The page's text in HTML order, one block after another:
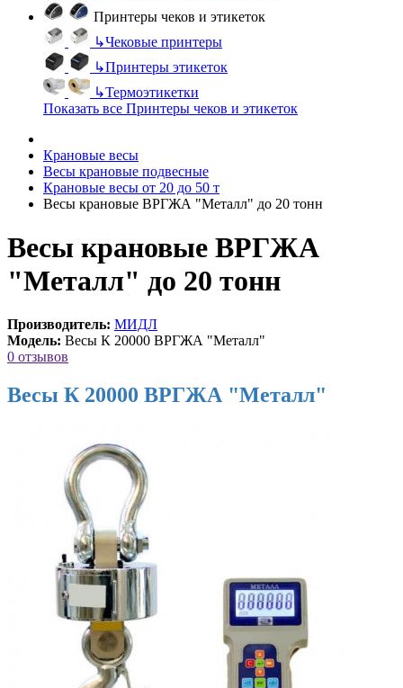
Принтеры чеков и этикеток
↳Чековые принтеры
↳Принтеры этикеток
↳Термоэтикетки
Показать все Принтеры чеков и этикеток
Крановые весы
Весы крановые подвесные
Крановые весы от 20 до 50 т
Весы крановые ВРГЖА "Металл" до 20 тонн
Весы крановые ВРГЖА
"Металл" до 20 тонн
Производитель: МИДЛ
Модель: Весы К 20000 ВРГЖА "Металл"
0 отзывов
Весы К 20000 ВРГЖА "Металл"